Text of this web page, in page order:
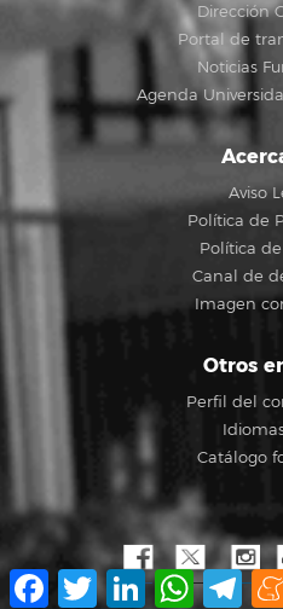
Dirección
Portal de
Noticias
Agenda
Aviso
Política de
Política
Canal de
Imagen
Otros
Perfil del
Catálogo
Facebook
TwitterLinkedIn